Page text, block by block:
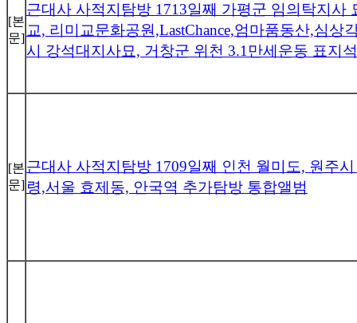
[본
문]
근대사 사적지탐방 1713일째 가평군 임의탁지사
교, 리미교문화공원,LastChance,엄마품동산,심상
시 강석대지사묘, 거창군 위천 3.1만세운동 표지
[본
문]
근대사 사적지탐방 1709일째 인천 월미도, 원주
령,서울 효제동, 안국역 추가탐방 통합앨범